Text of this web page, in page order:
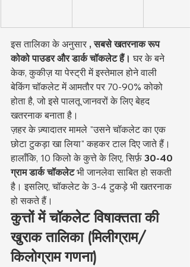
इस तालिका के अनुसार , सबसे खतरनाक रूप
कोको पाउडर और डार्क चॉकलेट हैं। घर के बने
केक, कुकीज़ या पेस्ट्री में इस्तेमाल होने वाली
बेकिंग चॉकलेट में आमतौर पर 70-90% कोको
होता है, जो इसे पालतू जानवरों के लिए बेहद
खतरनाक बनाता है।
ज़हर के ज़्यादातर मामले "उसने चॉकलेट का एक
छोटा टुकड़ा खा लिया" कहकर टाल दिए जाते हैं।
हालाँकि, 10 किलो के कुत्ते के लिए, सिर्फ़ 30-40
ग्राम डार्क चॉकलेट भी जानलेवा साबित हो सकती
है। इसलिए, चॉकलेट के 3-4 टुकड़े भी खतरनाक
हो सकते हैं।
कुत्तों में चॉकलेट विषाक्तता की
खुराक तालिका (मिलीग्राम/
किलोग्राम गणना)